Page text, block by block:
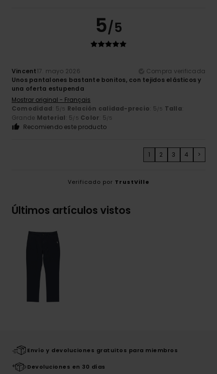
5/5
Vincent17. mayo 2026
Compra verificada
Unos pantalones bastante bonitos, con tejidos elásticos y
una oferta estupenda
Mostrar original - Français
Comodidad: 5/5 Relación calidad-precio: 5/5 Talla:
Grande Material: 5/5 Color: 5/5
Recomiendo este producto
1 2 3 4 >
Verificado por TrustVille
Últimos artículos vistos
Envío y devoluciones gratuitos para miembros
Devoluciones en 30 días